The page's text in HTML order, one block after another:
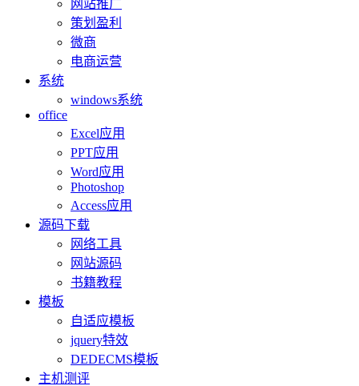
网站推广
策划盈利
微商
电商运营
系统
windows系统
office
Excel应用
PPT应用
Word应用
Photoshop
Access应用
源码下载
网络工具
网站源码
书籍教程
模板
自适应模板
jquery特效
DEDECMS模板
主机测评